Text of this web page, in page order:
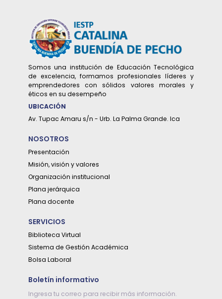
2026-01-08
EL MINISTRO DE EDUCACIÓN DR. JORGE
EDUARDO FIGUEROA GUZMAN VISITÓ
NUESTRA SEDE INSTITUCIONAL
Leer más...
Somos una institución de Educación Tecnológica
de excelencia, formamos profesionales líderes y
emprendedores con sólidos valores morales y
éticos en su desempeño
UBICACIÓN
Av. Tupac Amaru s/n - Urb. La Palma Grande. Ica
NOSOTROS
Presentación
Misión, visión y valores
Organización institucional
Plana jerárquica
Plana docente
SERVICIOS
Biblioteca Virtual
Sistema de Gestión Académica
Bolsa Laboral
Boletín informativo
Ingresa tu correo para recibir más información.